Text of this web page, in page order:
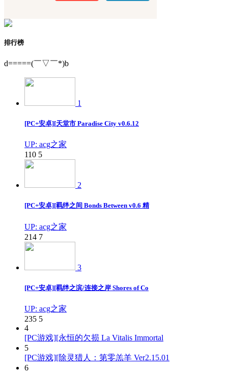
排行榜
d=====(￣▽￣*)b
1
[PC+安卓][天堂市 Paradise City v0.6.12
UP: acg之家
110 5
2
[PC+安卓][羁绊之间 Bonds Between v0.6 精
UP: acg之家
214 7
3
[PC+安卓][羁绊之滨/连接之岸 Shores of Co
UP: acg之家
235 5
4
[PC游戏][永恒的欠损 La Vitalis Immortal
5
[PC游戏][除灵猎人：第零羔羊 Ver2.15.01
6